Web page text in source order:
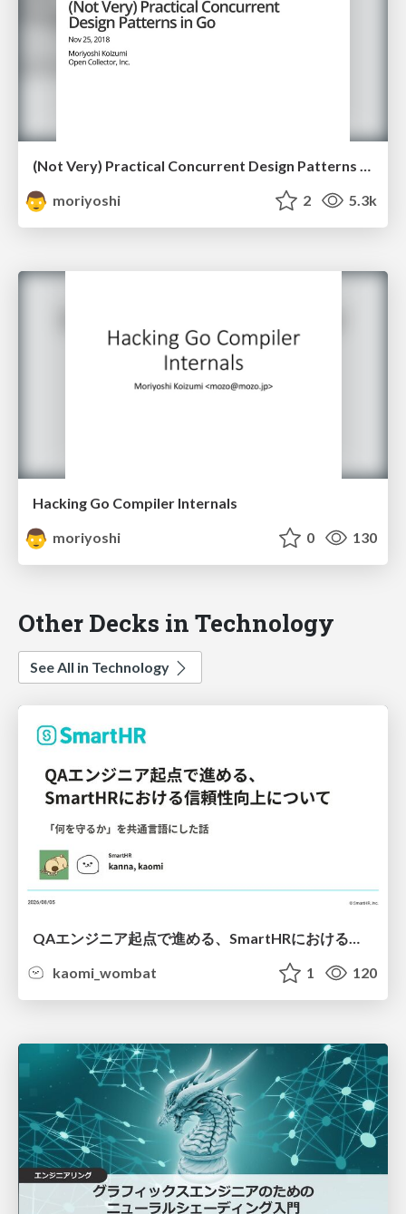
(Not Very) Practical Concurrent Design Patterns in Go
moriyoshi
2 5.3k
Hacking Go Compiler Internals
moriyoshi
0 130
Other Decks in Technology
See All in Technology
QAエンジニア起点で進める、SmartHRにおける信頼性向上について
kaomi_wombat
1 120